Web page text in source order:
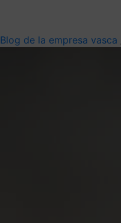
Blog de la empresa vasca